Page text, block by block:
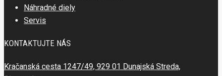
Náhradné diely
Servis
KONTAKTUJTE NÁS
Kračanská cesta 1247/49, 929 01 Dunajská Streda,